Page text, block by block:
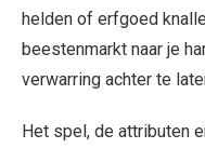
helden of erfgoed
beestenmarkt naar je
verwarring achter te
Het spel, de attributen